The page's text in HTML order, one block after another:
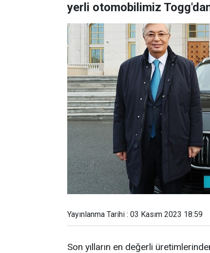
yerli otomobilimiz
Yayınlanma Tarihi : 03 Kasım 2023 18:59
Son yılların en değerli